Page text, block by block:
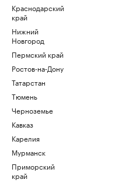
Краснодарский
край
Нижний
Новгород
Пермский край
Ростов-на-Дону
Татарстан
Тюмень
Черноземье
Кавказ
Карелия
Мурманск
Приморский
край